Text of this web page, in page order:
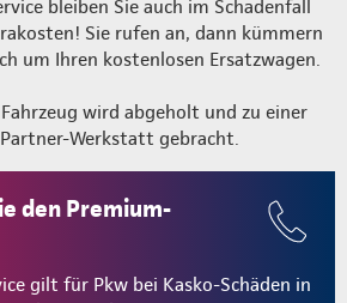
bleiben Sie auch im Schadenfall
Sie rufen an, dann kümmern
um Ihren kostenlosen Ersatzwagen.
wird abgeholt und zu einer
Werkstatt gebracht.
den Premium-
gilt für Pkw bei Kasko-Schäden in